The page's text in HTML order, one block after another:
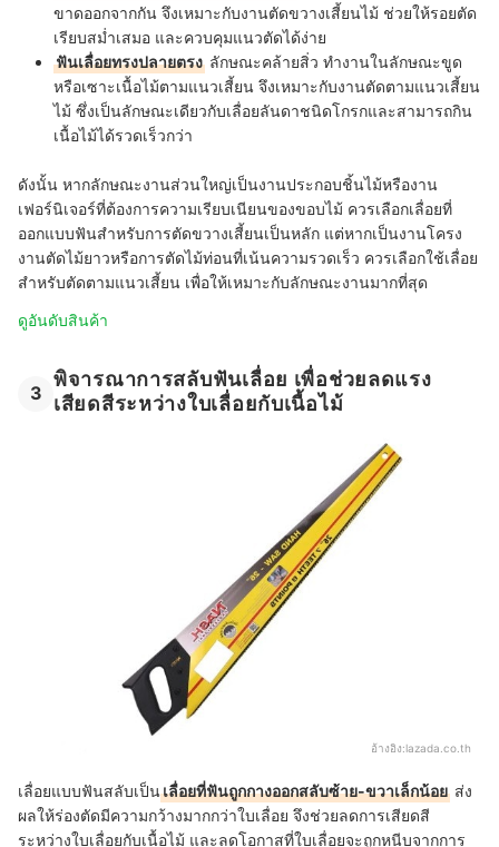
ขาดออกจากกัน จึงเหมาะกับงานตัดขวางเสี้ยนไม้ ช่วยให้รอยตัด
เรียบสม่ำเสมอ และควบคุมแนวตัดได้ง่าย
ฟันเลื่อยทรงปลายตรง ลักษณะคล้ายสิ่ว ทำงานในลักษณะขูด
หรือเซาะเนื้อไม้ตามแนวเสี้ยน จึงเหมาะกับงานตัดตามแนวเสี้ยน
ไม้ ซึ่งเป็นลักษณะเดียวกับเลื่อยลันดาชนิดโกรกและสามารถกิน
เนื้อไม้ได้รวดเร็วกว่า
ดังนั้น หากลักษณะงานส่วนใหญ่เป็นงานประกอบชิ้นไม้หรืองาน
เฟอร์นิเจอร์ที่ต้องการความเรียบเนียนของขอบไม้ ควรเลือกเลื่อยที่
ออกแบบฟันสำหรับการตัดขวางเสี้ยนเป็นหลัก แต่หากเป็นงานโครง
งานตัดไม้ยาวหรือการตัดไม้ท่อนที่เน้นความรวดเร็ว ควรเลือกใช้เลื่อย
สำหรับตัดตามแนวเสี้ยน เพื่อให้เหมาะกับลักษณะงานมากที่สุด
ดูอันดับสินค้า
3
พิจารณาการสลับฟันเลื่อย เพื่อช่วยลดแรง
เสียดสีระหว่างใบเลื่อยกับเนื้อไม้
อ้างอิง:lazada.co.th
เลื่อยแบบฟันสลับเป็นเลื่อยที่ฟันถูกกางออกสลับซ้าย-ขวาเล็กน้อย ส่ง
ผลให้ร่องตัดมีความกว้างมากกว่าใบเลื่อย จึงช่วยลดการเสียดสี
ระหว่างใบเลื่อยกับเนื้อไม้ และลดโอกาสที่ใบเลื่อยจะถูกหนีบจากการ